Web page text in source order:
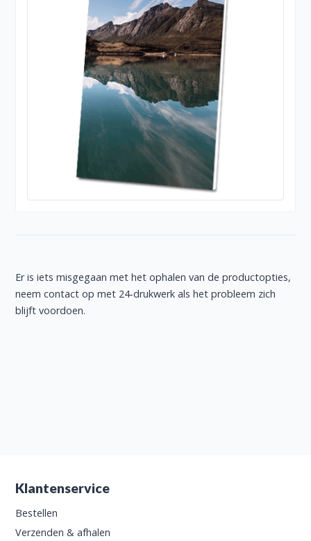
Er is iets misgegaan met het ophalen van de productopties,
neem contact op met 24-drukwerk als het probleem zich
blijft voordoen.
Klantenservice
Bestellen
Verzenden & afhalen